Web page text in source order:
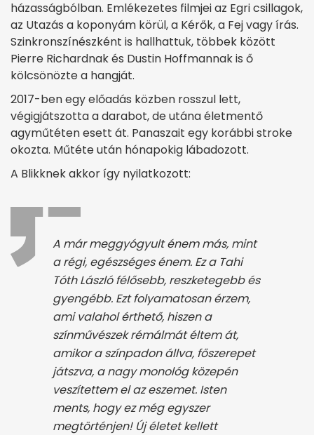
házasságbólban. Emlékezetes filmjei az Egri csillagok,
az Utazás a koponyám körül, a Kérők, a Fej vagy írás.
Szinkronszínészként is hallhattuk, többek között
Pierre Richardnak és Dustin Hoffmannak is ő
kölcsönözte a hangját.
2017-ben egy előadás közben rosszul lett,
végigjátszotta a darabot, de utána életmentő
agyműtéten esett át. Panaszait egy korábbi stroke
okozta. Műtéte után hónapokig lábadozott.
A Blikknek akkor így nyilatkozott:
A már meggyógyult énem más, mint
a régi, egészséges énem. Ez a Tahi
Tóth László félősebb, reszketegebb és
gyengébb. Ezt folyamatosan érzem,
ami valahol érthető, hiszen a
színművészek rémálmát éltem át,
amikor a színpadon állva, főszerepet
játszva, a nagy monológ közepén
veszítettem el az eszemet. Isten
ments, hogy ez még egyszer
megtörténjen! Új életet kellett